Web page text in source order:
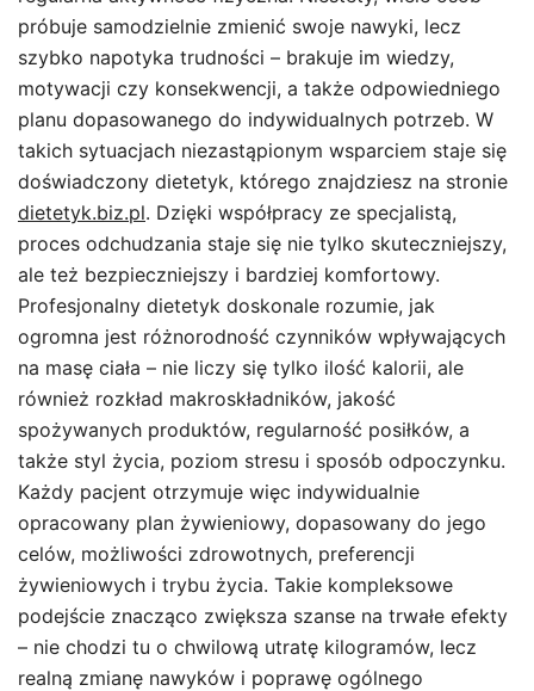
próbuje samodzielnie zmienić swoje nawyki, lecz
szybko napotyka trudności – brakuje im wiedzy,
motywacji czy konsekwencji, a także odpowiedniego
planu dopasowanego do indywidualnych potrzeb. W
takich sytuacjach niezastąpionym wsparciem staje się
doświadczony dietetyk, którego znajdziesz na stronie
dietetyk.biz.pl. Dzięki współpracy ze specjalistą,
proces odchudzania staje się nie tylko skuteczniejszy,
ale też bezpieczniejszy i bardziej komfortowy.
Profesjonalny dietetyk doskonale rozumie, jak
ogromna jest różnorodność czynników wpływających
na masę ciała – nie liczy się tylko ilość kalorii, ale
również rozkład makroskładników, jakość
spożywanych produktów, regularność posiłków, a
także styl życia, poziom stresu i sposób odpoczynku.
Każdy pacjent otrzymuje więc indywidualnie
opracowany plan żywieniowy, dopasowany do jego
celów, możliwości zdrowotnych, preferencji
żywieniowych i trybu życia. Takie kompleksowe
podejście znacząco zwiększa szanse na trwałe efekty
– nie chodzi tu o chwilową utratę kilogramów, lecz
realną zmianę nawyków i poprawę ogólnego